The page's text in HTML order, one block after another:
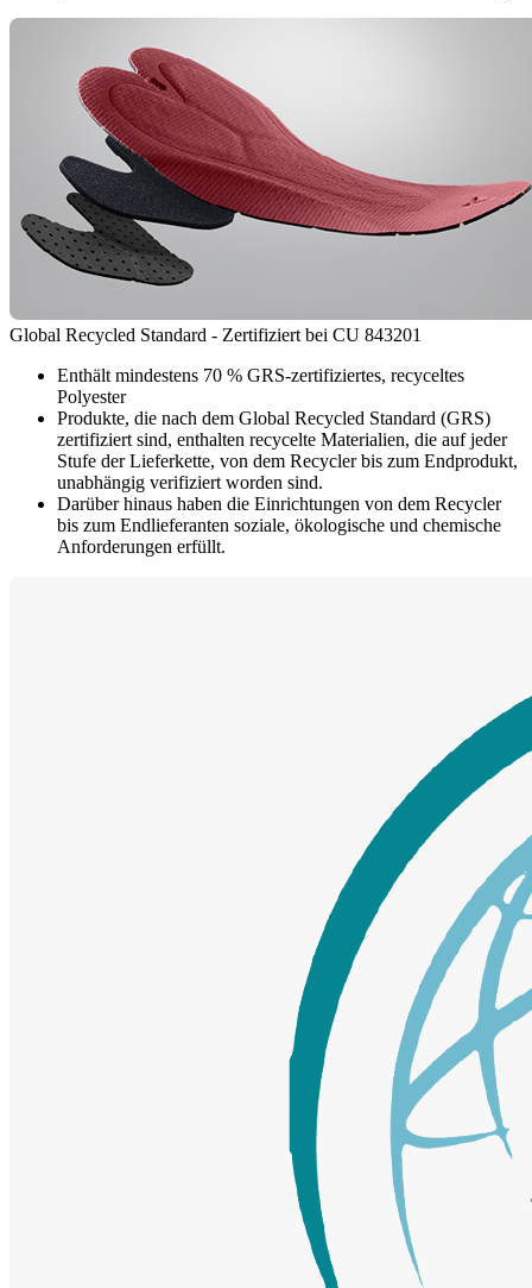
Global Recycled Standard - Zertifiziert bei CU 843201
Enthält mindestens 70 % GRS-zertifiziertes, recyceltes
Polyester
Produkte, die nach dem Global Recycled Standard (GRS)
zertifiziert sind, enthalten recycelte Materialien, die auf jeder
Stufe der Lieferkette, von dem Recycler bis zum Endprodukt,
unabhängig verifiziert worden sind.
Darüber hinaus haben die Einrichtungen von dem Recycler
bis zum Endlieferanten soziale, ökologische und chemische
Anforderungen erfüllt.